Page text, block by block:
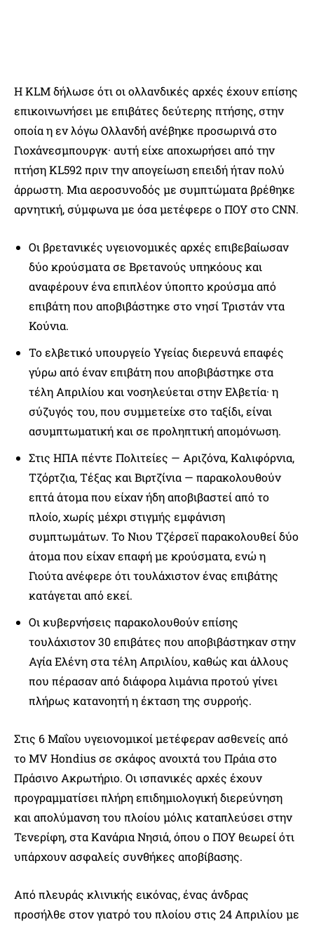
Η KLM δήλωσε ότι οι ολλανδικές αρχές έχουν επίσης
επικοινωνήσει με επιβάτες δεύτερης πτήσης, στην
οποία η εν λόγω Ολλανδή ανέβηκε προσωρινά στο
Γιοχάνεσμπουργκ· αυτή είχε αποχωρήσει από την
πτήση KL592 πριν την απογείωση επειδή ήταν πολύ
άρρωστη. Μια αεροσυνοδός με συμπτώματα βρέθηκε
αρνητική, σύμφωνα με όσα μετέφερε ο ΠΟΥ στο CNN.
Οι βρετανικές υγειονομικές αρχές επιβεβαίωσαν
δύο κρούσματα σε Βρετανούς υπηκόους και
αναφέρουν ένα επιπλέον ύποπτο κρούσμα από
επιβάτη που αποβιβάστηκε στο νησί Τριστάν ντα
Κούνια.
Το ελβετικό υπουργείο Υγείας διερευνά επαφές
γύρω από έναν επιβάτη που αποβιβάστηκε στα
τέλη Απριλίου και νοσηλεύεται στην Ελβετία· η
σύζυγός του, που συμμετείχε στο ταξίδι, είναι
ασυμπτωματική και σε προληπτική απομόνωση.
Στις ΗΠΑ πέντε Πολιτείες — Αριζόνα, Καλιφόρνια,
Τζόρτζια, Τέξας και Βιρτζίνια — παρακολουθούν
επτά άτομα που είχαν ήδη αποβιβαστεί από το
πλοίο, χωρίς μέχρι στιγμής εμφάνιση
συμπτωμάτων. Το Νιου Τζέρσεϊ παρακολουθεί δύο
άτομα που είχαν επαφή με κρούσματα, ενώ η
Γιούτα ανέφερε ότι τουλάχιστον ένας επιβάτης
κατάγεται από εκεί.
Οι κυβερνήσεις παρακολουθούν επίσης
τουλάχιστον 30 επιβάτες που αποβιβάστηκαν στην
Αγία Ελένη στα τέλη Απριλίου, καθώς και άλλους
που πέρασαν από διάφορα λιμάνια προτού γίνει
πλήρως κατανοητή η έκταση της συρροής.
Στις 6 Μαΐου υγειονομικοί μετέφεραν ασθενείς από
το MV Hondius σε σκάφος ανοιχτά του Πράια στο
Πράσινο Ακρωτήριο. Οι ισπανικές αρχές έχουν
προγραμματίσει πλήρη επιδημιολογική διερεύνηση
και απολύμανση του πλοίου μόλις καταπλεύσει στην
Τενερίφη, στα Κανάρια Νησιά, όπου ο ΠΟΥ θεωρεί ότι
υπάρχουν ασφαλείς συνθήκες αποβίβασης.
Από πλευράς κλινικής εικόνας, ένας άνδρας
προσήλθε στον γιατρό του πλοίου στις 24 Απριλίου με